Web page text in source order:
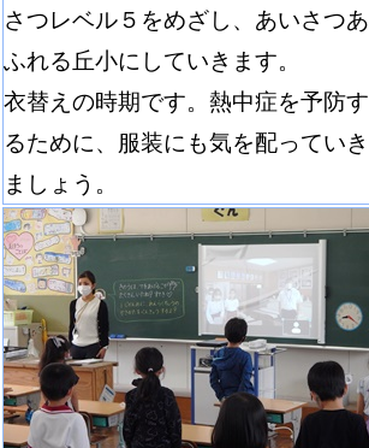
さつレベル５をめざし、あいさつあ
ふれる丘小にしていきます。
衣替えの時期です。熱中症を予防す
るために、服装にも気を配っていき
ましょう。